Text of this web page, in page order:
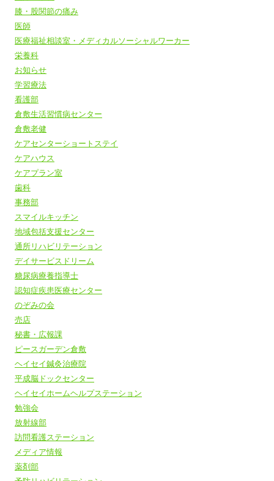
膝・股関節の痛み
医師
医療福祉相談室・メディカルソーシャルワーカー
栄養科
お知らせ
学習療法
看護部
倉敷生活習慣病センター
倉敷老健
ケアセンターショートステイ
ケアハウス
ケアプラン室
歯科
事務部
スマイルキッチン
地域包括支援センター
通所リハビリテーション
デイサービスドリーム
糖尿病療養指導士
認知症疾患医療センター
のぞみの会
売店
秘書・広報課
ピースガーデン倉敷
ヘイセイ鍼灸治療院
平成脳ドックセンター
ヘイセイホームヘルプステーション
勉強会
放射線部
訪問看護ステーション
メディア情報
薬剤部